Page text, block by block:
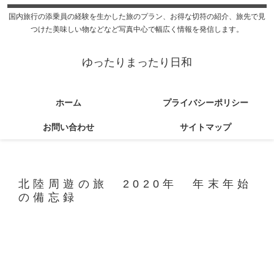
国内旅行の添乗員の経験を生かした旅のプラン、お得な切符の紹介、旅先で見
つけた美味しい物などなど写真中心で幅広く情報を発信します。
ゆったりまったり日和
ホーム プライバシーポリシー
お問い合わせ サイトマップ
北陸周遊の旅 2020年 年末年始
の備忘録